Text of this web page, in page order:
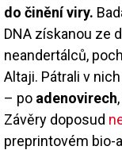
do činění viry.
DNA získanou ze
neandertálců,
Altaji. Pátrali v
– po adenovirech,
Závěry doposud
preprintovém bio-